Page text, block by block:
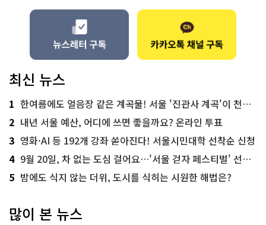
최신 뉴스
1 한여름에도 얼음장 같은 계곡물! 서울 '진관사 계곡'이 천국이네~
2 내년 서울 예산, 어디에 쓰면 좋을까요? 온라인 투표
3 영화·AI 등 192개 강좌 쏟아진다! 서울시민대학 선착순 신청
4 9월 20일, 차 없는 도심 걸어요…'서울 걷자 페스티벌' 선착순 5천명
5 밤에도 식지 않는 더위, 도시를 식히는 시원한 해법은?
많이 본 뉴스